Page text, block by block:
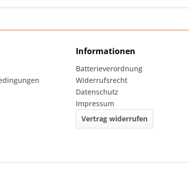
Informationen
Batterieverordnung
Widerrufsrecht
Datenschutz
Impressum
Vertrag widerrufen